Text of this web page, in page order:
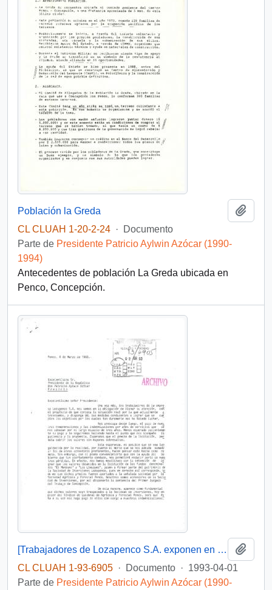
Población la Greda
CL CLUAH 1-20-2-24 ·
Documento
Parte de Presidente Patricio Aylwin Azócar (1990-
1994)
Antecedentes de población La Greda ubicada en
Penco, Concepción.
[Trabajadores de Lozapenco S.A. exponen en relación pago de remuneraciones e indemnizaciones y solicitan gestión]
CL CLUAH 1-93-6905 · Documento · 1993-04-01
Parte de Presidente Patricio Aylwin Azócar (1990-